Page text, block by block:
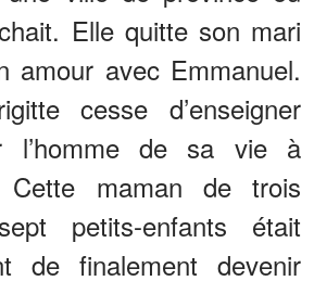
Elle quitte son mari
amour avec Emmanuel.
cesse d’enseigner
l’homme de sa vie à
Cette maman de trois
petits-enfants était
de finalement devenir